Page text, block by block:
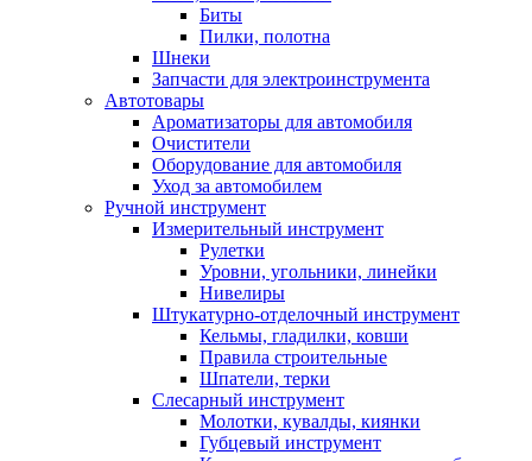
Биты
Пилки, полотна
Шнеки
Запчасти для электроинструмента
Автотовары
Ароматизаторы для автомобиля
Очистители
Оборудование для автомобиля
Уход за автомобилем
Ручной инструмент
Измерительный инструмент
Рулетки
Уровни, угольники, линейки
Нивелиры
Штукатурно-отделочный инструмент
Кельмы, гладилки, ковши
Правила строительные
Шпатели, терки
Слесарный инструмент
Молотки, кувалды, киянки
Губцевый инструмент